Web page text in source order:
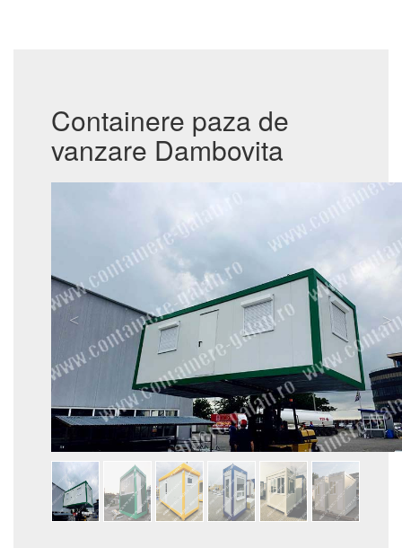
Containere paza de
vanzare Dambovita